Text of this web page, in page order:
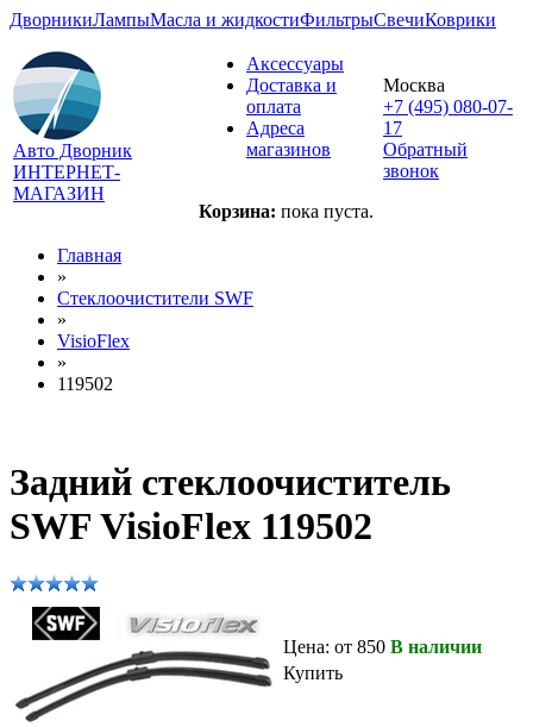
ДворникиЛампыМасла и жидкостиФильтрыСвечиКоврики
Авто Дворник
ИНТЕРНЕТ-
МАГАЗИН
Аксессуары
Доставка и
оплата
Адреса
магазинов
Корзина: пока пуста.
Москва
+7 (495) 080-07-
17
Обратный
звонок
Главная
»
Стеклоочистители SWF
»
VisioFlex
»
119502
Задний стеклоочиститель
SWF VisioFlex 119502
Цена: от 850 В наличии
Купить